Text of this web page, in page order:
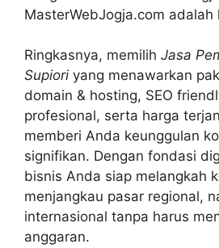
MasterWebJogja.com adalah
Ringkasnya, memilih Jasa
Supiori yang menawarkan
domain & hosting, SEO
profesional, serta harga
memberi Anda keunggulan
signifikan. Dengan fondasi
bisnis Anda siap melangkah
menjangkau pasar regional,
internasional tanpa harus
anggaran.